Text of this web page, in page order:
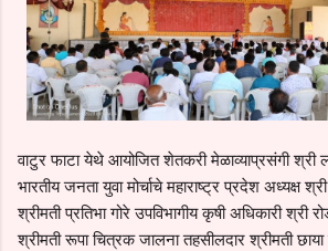
वाटुर फाटा येथे आयोजित शेतकरी मेळाव्याप्रसंगी श्री
भारतीय जनता युवा मोर्चाचे महाराष्ट्र प्रदेश अध्यक्ष
श्रीमती प्रतिभा गोरे उपविभागीय कृषी अधिकारी श्री
श्रीमती रूपा चित्रक जालना तहसीलदार श्रीमती